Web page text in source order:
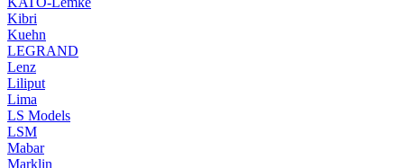
Kibri
Kuehn
LEGRAND
Lenz
Liliput
Lima
LS Models
LSM
Mabar
Marklin